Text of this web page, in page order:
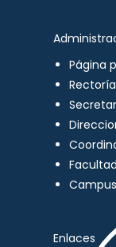
Página
Rectoría
Campus
Enlaces